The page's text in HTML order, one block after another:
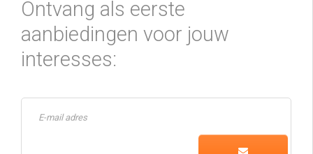
Ontvang als eerste
aanbiedingen voor jouw
interesses: